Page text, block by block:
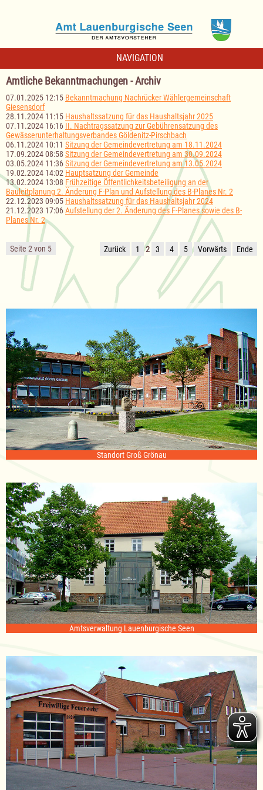
NAVIGATION
Amtliche Bekanntmachungen - Archiv
07.01.2025 12:15 Bekanntmachung Nachrücker Wählergemeinschaft
Giesensdorf
28.11.2024 11:15 Haushaltssatzung für das Haushaltsjahr 2025
07.11.2024 16:16 II. Nachtragssatzung zur Gebührensatzung des
Gewässerunterhaltungsverbandes Göldenitz-Pirschbach
06.11.2024 10:11 Sitzung der Gemeindevertretung am 18.11.2024
17.09.2024 08:58 Sitzung der Gemeindevertretung am 30.09.2024
03.05.2024 11:36Sitzung der Gemeindevertretung am 13.05.2024
19.02.2024 14:02 Hauptsatzung der Gemeinde
13.02.2024 13:08 Frühzeitige Öffentlichkeitsbeteiligung an der
Bauleitplanung 2. Änderung F-Plan und Aufstellung des B-Planes Nr. 2
22.12.2023 09:05 Haushaltssatzung für das Haushaltsjahr 2024
21.12.2023 17:06Aufstellung der 2. Änderung des F-Planes sowie des B-
Planes Nr. 2
Seite 2 von 5 Zurück 1 2 3 4 5 Vorwärts Ende
Standort Groß Grönau
Amtsverwaltung Lauenburgische Seen